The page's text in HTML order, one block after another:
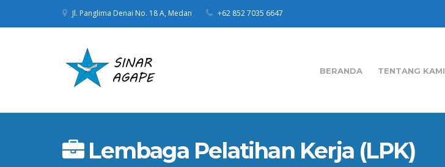
Jl. Panglima Denai No. 18 A, Medan +62 852 7035 6647
BERANDA TENTANG KAMI
Lembaga Pelatihan Kerja (LPK)